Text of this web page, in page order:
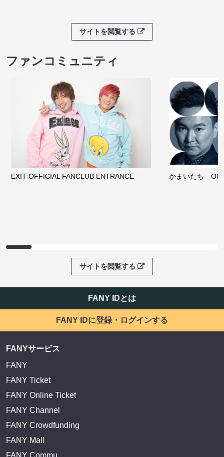
サイトを閲覧する
ファンコミュニティ
EXIT OFFICIAL FANCLUB ENTRANCE かまいたち
サイトを閲覧する
FANY IDとは
FANY IDに登録・ログインする
FANYサービス
FANY
FANY Ticket
FANY Online Ticket
FANY Channel
FANY Crowdfunding
FANY Mall
FANY Commu